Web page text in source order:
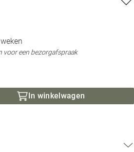
voor een bezorgafspraak
In winkelwagen